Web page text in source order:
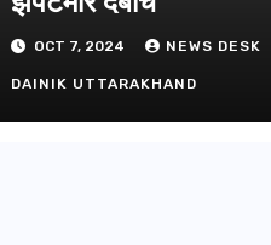
OCT 7, 2024 NEWS DESK
DAINIK UTTARAKHAND